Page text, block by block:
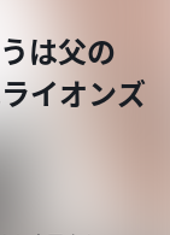
は父の
イオンズ